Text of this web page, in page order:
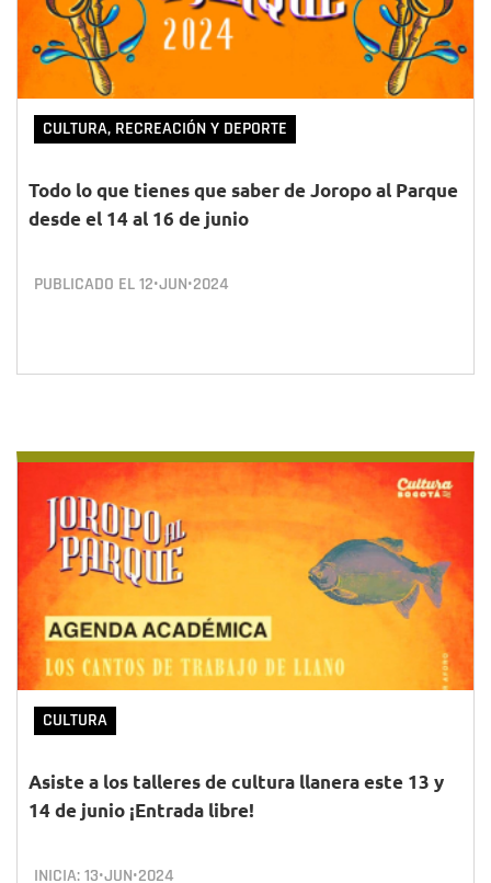
CULTURA, RECREACIÓN Y DEPORTE
Todo lo que tienes que saber de Joropo al Parque
desde el 14 al 16 de junio
PUBLICADO EL12•JUN•2024
CULTURA
Asiste a los talleres de cultura llanera este 13 y
14 de junio ¡Entrada libre!
INICIA:13•JUN•2024